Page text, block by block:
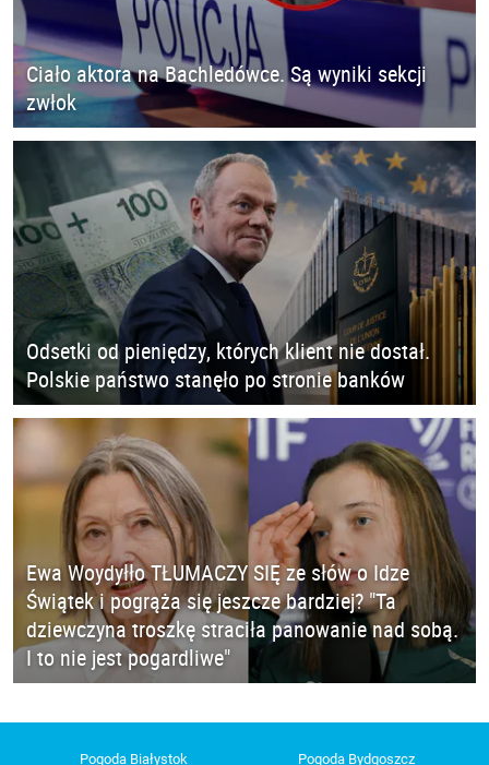
Ciało aktora na Bachledówce. Są wyniki sekcji
zwłok
Odsetki od pieniędzy, których klient nie dostał.
Polskie państwo stanęło po stronie banków
Ewa Woydyłło TŁUMACZY SIĘ ze słów o Idze
Świątek i pogrąża się jeszcze bardziej? "Ta
dziewczyna troszkę straciła panowanie nad sobą.
I to nie jest pogardliwe"
Pogoda Białystok Pogoda Bydgoszcz